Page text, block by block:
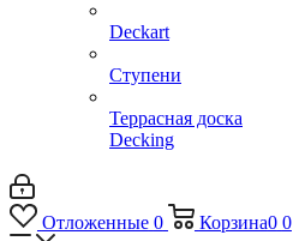
Deckart
Ступени
Террасная доска
Decking
Отложенные 0 Корзина0 0